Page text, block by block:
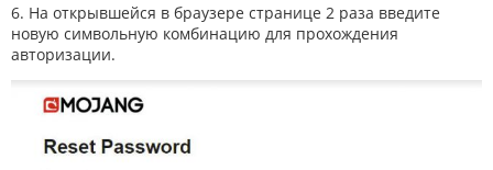
6. На открывшейся в браузере странице 2 раза введите
новую символьную комбинацию для прохождения
авторизации.